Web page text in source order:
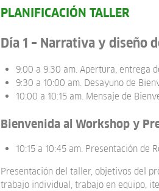
PLANIFICACIÓN TALLER
Día 1 – Narrativa y diseño
9:00 a 9:30 am. Apertura, entrega
9:30 a 10:00 am. Desayuno de
10:00 a 10:15 am. Mensaje de
Bienvenida al Workshop y
10:15 a 10:45 am. Presentación
Presentación del taller, objetivos del
trabajo individual, trabajo en equipo,